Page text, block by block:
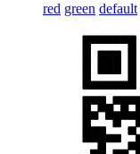
red green default